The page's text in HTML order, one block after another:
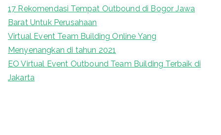
17 Rekomendasi Tempat Outbound di Bogor Jawa
Barat Untuk Perusahaan
Virtual Event Team Building Online Yang
Menyenangkan di tahun 2021
EO Virtual Event Outbound Team Building Terbaik di
Jakarta